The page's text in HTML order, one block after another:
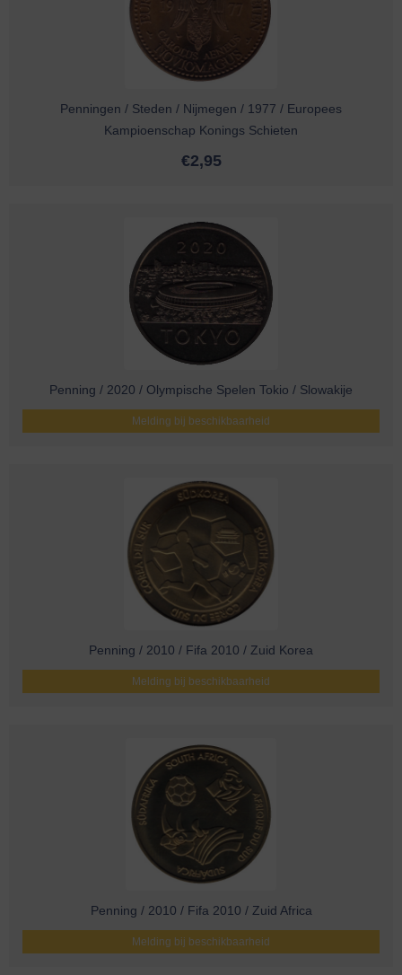
Penningen / Steden / Nijmegen / 1977 / Europees
Kampioenschap Konings Schieten
€2,95
Penning / 2020 / Olympische Spelen Tokio / Slowakije
Melding bij beschikbaarheid
Penning / 2010 / Fifa 2010 / Zuid Korea
Melding bij beschikbaarheid
Penning / 2010 / Fifa 2010 / Zuid Africa
Melding bij beschikbaarheid